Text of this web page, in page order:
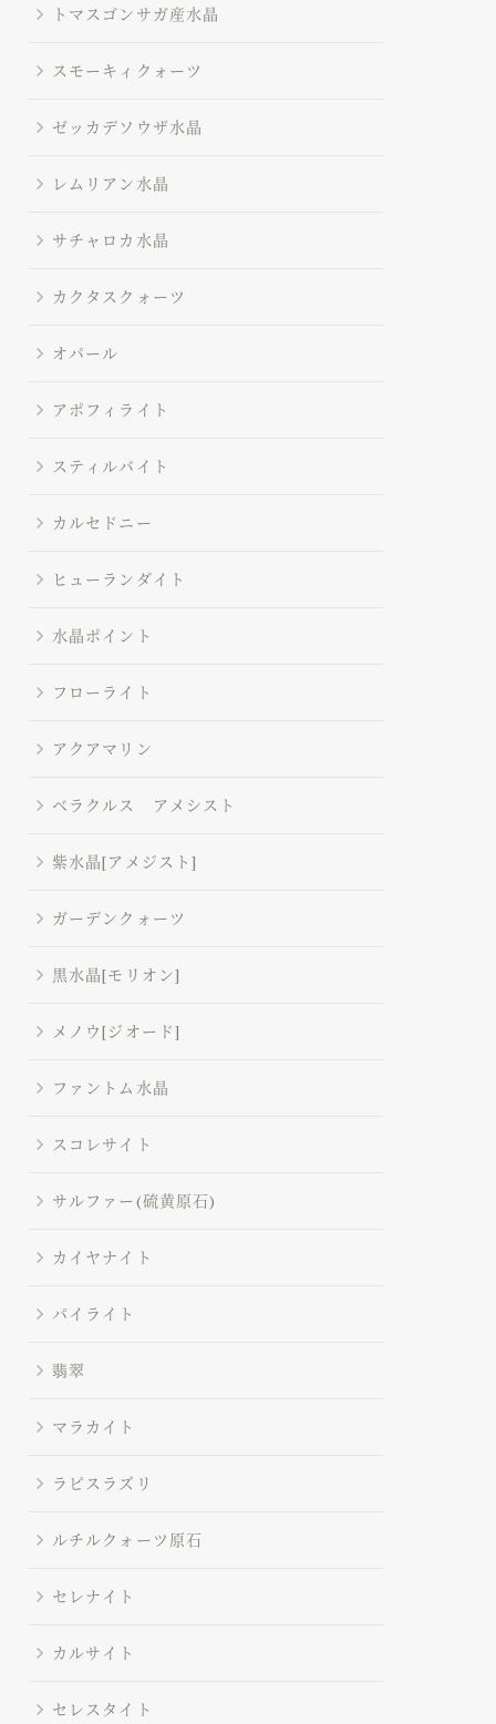
トマスゴンサガ産水晶
スモーキィクォーツ
ゼッカデソウザ水晶
レムリアン水晶
サチャロカ水晶
カクタスクォーツ
オパール
アポフィライト
スティルバイト
カルセドニー
ヒューランダイト
水晶ポイント
フローライト
アクアマリン
ベラクルス アメシスト
紫水晶[アメジスト]
ガーデンクォーツ
黒水晶[モリオン]
メノウ[ジオード]
ファントム水晶
スコレサイト
サルファー(硫黄原石)
カイヤナイト
パイライト
翡翠
マラカイト
ラピスラズリ
ルチルクォーツ原石
セレナイト
カルサイト
セレスタイト